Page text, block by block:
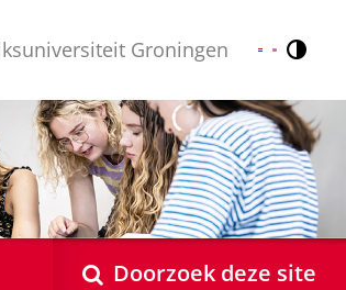
Groningen Nederlands
English
Doorzoek deze site